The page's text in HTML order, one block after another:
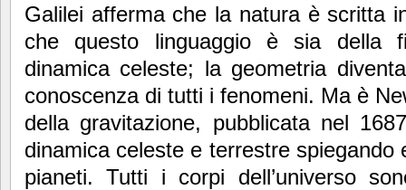
Galilei afferma che la natura è scritta
che questo linguaggio è sia della
dinamica celeste; la geometria
conoscenza di tutti i fenomeni. Ma è
della gravitazione, pubblicata nel
dinamica celeste e terrestre spiegando
pianeti. Tutti i corpi dell’universo